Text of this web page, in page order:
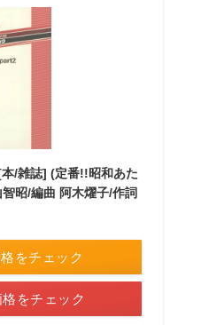
/雑誌] (定番!!昭和あた
昭/編曲 阿木燿子/作詞
をチェック
をチェック